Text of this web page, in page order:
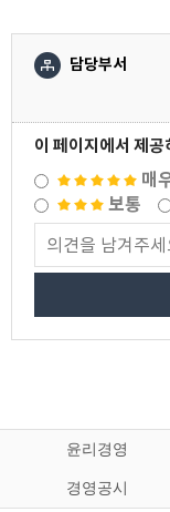
담당부서
이 페이지에서 제
매
보통
윤리경영
경영공시